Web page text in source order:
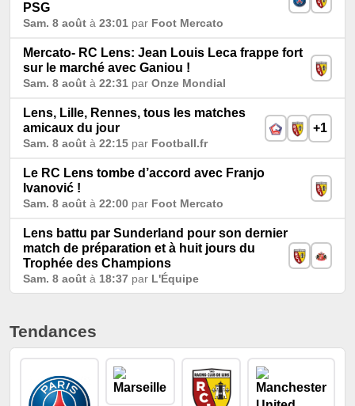
PSG
Sam. 8 août à 23:01 par Foot Mercato
Mercato- RC Lens: Jean Louis Leca frappe fort
sur le marché avec Ganiou !
Sam. 8 août à 22:31 par Onze Mondial
Lens, Lille, Rennes, tous les matches
amicaux du jour
Sam. 8 août à 22:15 par Football.fr
+1
Le RC Lens tombe d’accord avec Franjo
Ivanović !
Sam. 8 août à 22:00 par Foot Mercato
Lens battu par Sunderland pour son dernier
match de préparation et à huit jours du
Trophée des Champions
Sam. 8 août à 18:37 par L'Équipe
Tendances